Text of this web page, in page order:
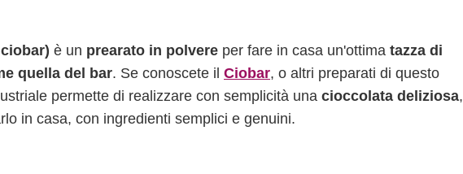
è un prearato in polvere per fare in casa un'ottima tazza di
quella del bar. Se conoscete il Ciobar, o altri preparati di questo
permette di realizzare con semplicità una cioccolata deliziosa,
in casa, con ingredienti semplici e genuini.